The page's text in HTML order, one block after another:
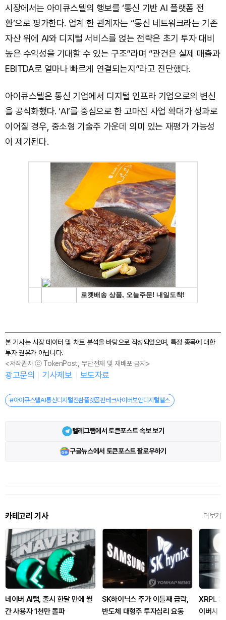
시장에서는 아이큐스텔의 행보를 ‘통신 기반 AI 플랫폼 전
환’으로 평가한다. 업계 한 관계자는 “통신 네트워크라는 기존
자산 위에 AI와 디지털 서비스를 얹는 전략은 초기 투자 대비
높은 수익성을 기대할 수 있는 구조”라며 “관건은 실제 매출과
EBITDA로 얼마나 빠르게 연결되는지”라고 진단했다.
아이큐스텔은 통신 기업에서 디지털 인프라 기업으로의 변신
을 공식화했다. ‘AI’를 중심으로 한 고마진 사업 확대가 성과로
이어질 경우, 중소형 기술주 가운데 의미 있는 재평가 가능성
이 제기된다.
본 기사는 시장 데이터 및 차트 분석을 바탕으로 작성되었으며, 특정 종목에 대한
투자 권유가 아닙니다.
<저작권자 ⓒ TokenPost, 무단전재 및 재배포 금지>
광고문의 기사제보 보도자료
#아이큐스텔AI통신디지털전환플랫폼핀테크사이버보안디지털헬스
텔레그램에서 토큰포스트 속보 보기
구글뉴스에서 토큰포스트 팔로우하기
카테고리 기사 더보기
네이버 AI탭, 출시 한달 만에 월
간 사용자 1천만 돌파
SK하이닉스 주가 이틀째 급락,
반도체 대형주 투자심리 요동
XRPL
이버시